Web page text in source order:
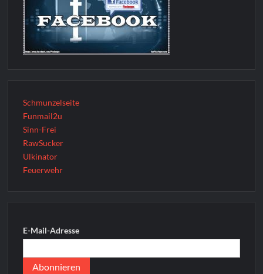
Schmunzelseite
Funmail2u
Sinn-Frei
RawSucker
Ulkinator
Feuerwehr
E-Mail-Adresse